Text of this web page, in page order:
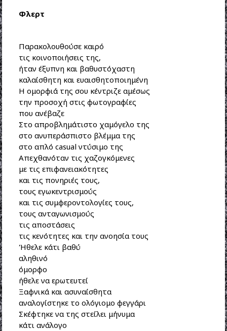
Φλερτ
Παρακολουθούσε καιρό
τις κοινοποιήσεις της,
ήταν έξυπνη και βαθυστόχαστη
καλαίσθητη και ευαισθητοποιημένη
Η ομορφιά της σου κέντριζε αμέσως
την προσοχή στις φωτογραφίες
που ανέβαζε
Στο απροβλημάτιστο χαμόγελο της
στο ανυπεράσπιστο βλέμμα της
στο απλό casual ντύσιμο της
Απεχθανόταν τις χαζογκόμενες
με τις επιφανειακότητες
και τις πονηριές τους,
τους εγωκεντρισμούς
και τις συμφεροντολογίες τους,
τους ανταγωνισμούς
τις αποστάσεις
τις κενότητες και την ανοησία τους
Ήθελε κάτι βαθύ
αληθινό
όμορφο
ήθελε να ερωτευτεί
Ξαφνικά και ασυναίσθητα
αναλογίστηκε το ολόγιομο φεγγάρι
Σκέφτηκε να της στείλει μήνυμα
κάτι ανάλογο